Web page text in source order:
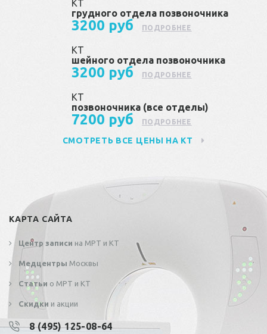
КТ
грудного отдела позвоночника
3200 руб ПОДРОБНЕЕ
КТ
шейного отдела позвоночника
3200 руб ПОДРОБНЕЕ
КТ
позвоночника (все отделы)
7200 руб ПОДРОБНЕЕ
СМОТРЕТЬ ВСЕ ЦЕНЫ НА КТ
КАРТА САЙТА
Центр записи на МРТ и КТ
Медцентры Москвы
Статьи о МРТ и КТ
Скидки и акции
8 (495) 125-08-64